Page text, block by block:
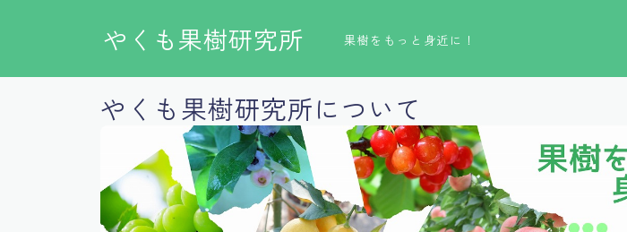
やくも果樹研究所 果樹をもっと身近に！
やくも果樹研究所について